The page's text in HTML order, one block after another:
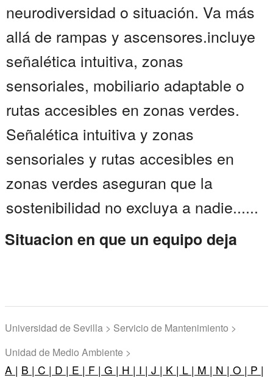
neurodiversidad o situación. Va más
allá de rampas y ascensores.incluye
señalética intuitiva, zonas
sensoriales, mobiliario adaptable o
rutas accesibles en zonas verdes.
Señalética intuitiva y zonas
sensoriales y rutas accesibles en
zonas verdes aseguran que la
sostenibilidad no excluya a nadie......
Situacion en que un equipo deja
Universidad de Sevilla > Servicio de Mantenimiento >
Unidad de Medio Ambiente >
A | B | C | D | E | F | G | H | I | J | K | L | M | N | O | P |